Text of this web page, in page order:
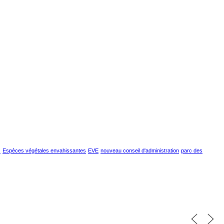
Espèces végétales envahissantes EVE nouveau conseil d'administration parc des